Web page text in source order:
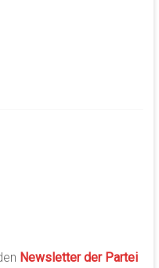
Newsletter der Partei